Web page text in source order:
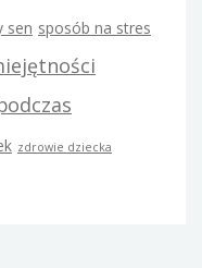
sen sposób na stres
zdrowie dziecka